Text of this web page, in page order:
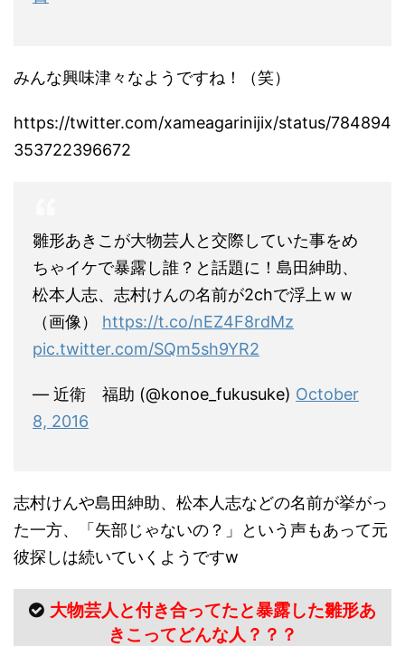
みんな興味津々なようですね！（笑）
https://twitter.com/xameagarinijix/status/784894
353722396672
雛形あきこが大物芸人と交際していた事をめ
ちゃイケで暴露し誰？と話題に！島田紳助、
松本人志、志村けんの名前が2chで浮上ｗｗ
（画像） https://t.co/nEZ4F8rdMz
pic.twitter.com/SQm5sh9YR2
— 近衛 福助 (@konoe_fukusuke) October
8, 2016
志村けんや島田紳助、松本人志などの名前が挙がっ
た一方、「矢部じゃないの？」という声もあって元
彼探しは続いていくようですw
大物芸人と付き合ってたと暴露した雛形あ
きこってどんな人？？？